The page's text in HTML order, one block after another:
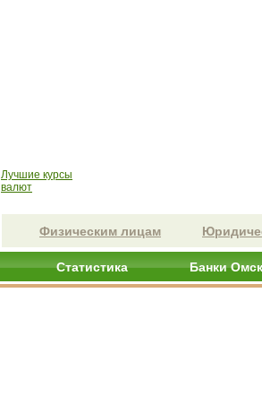
Лучшие курсы
валют
Физическим лицам
Статистика Банки